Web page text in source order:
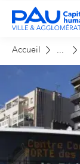
Accueil ...